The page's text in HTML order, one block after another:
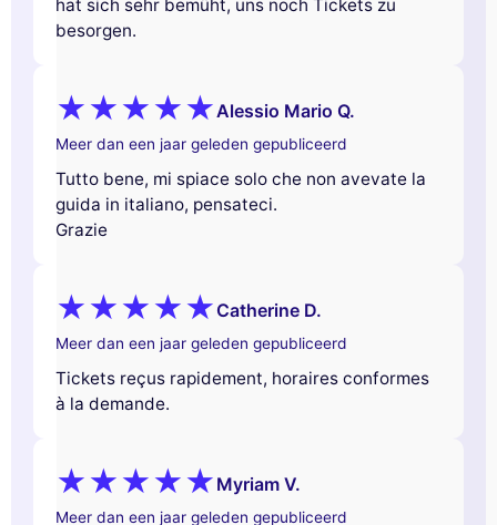
hat sich sehr bemüht, uns noch Tickets zu
besorgen.
Alessio Mario Q.
Meer dan een jaar geleden gepubliceerd
Tutto bene, mi spiace solo che non avevate la
guida in italiano, pensateci.
Grazie
Catherine D.
Meer dan een jaar geleden gepubliceerd
Tickets reçus rapidement, horaires conformes
à la demande.
Myriam V.
Meer dan een jaar geleden gepubliceerd